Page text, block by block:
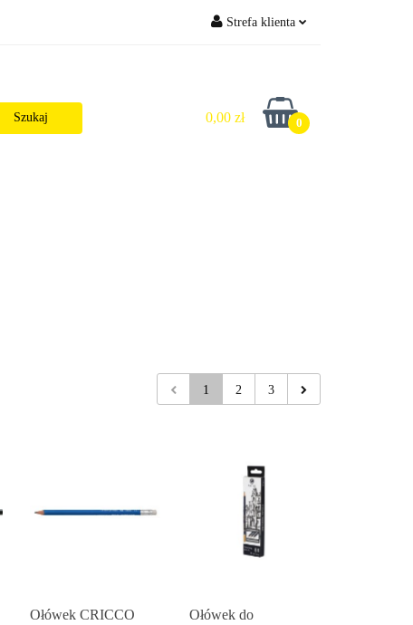
Strefa klienta
Zarejestruj się
Dodaj zgłoszenie
0,00 zł 0
1 2 3
Ołówek CRICCO
Ołówek do